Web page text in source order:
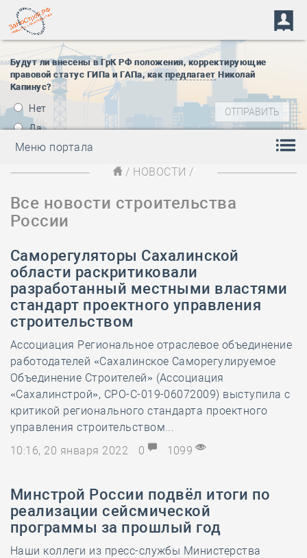
Будут ли внесены в ГрК РФ положения, корректирующие
правовой статус ГИПа и ГАПа, как предлагает Николай
Капинус?
Нет
Да
Меню портала
/ НОВОСТИ /
Все новости строительства
России
Саморегуляторы Сахалинской
области раскритиковали
разработанный местными властями
стандарт проектного управления
строительством
Ассоциация Региональное отраслевое объединение
работодателей «Сахалинское Саморегулируемое
Объединение Строителей» (Ассоциация
«Сахалинстрой», СРО-С-019-06072009) выступила с
критикой регионального стандарта проектного
управления строительством...
10:16, 20 января 2022
0 1099
Минстрой России подвёл итоги по
реализации сейсмической
программы за прошлый год
Наши коллеги из пресс-службы Министерства